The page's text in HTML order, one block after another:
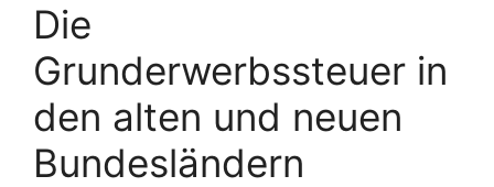
Die
Grunderwerbssteuer in
den alten und neuen
Bundesländern